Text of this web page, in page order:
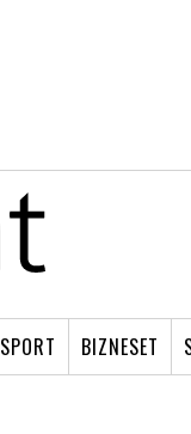
SPORT BIZNESET